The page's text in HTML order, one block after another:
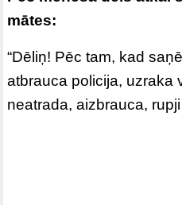
mātes:
“Dēliņ! Pēc tam, kad
atbrauca policija, uzraka
neatrada, aizbrauca,